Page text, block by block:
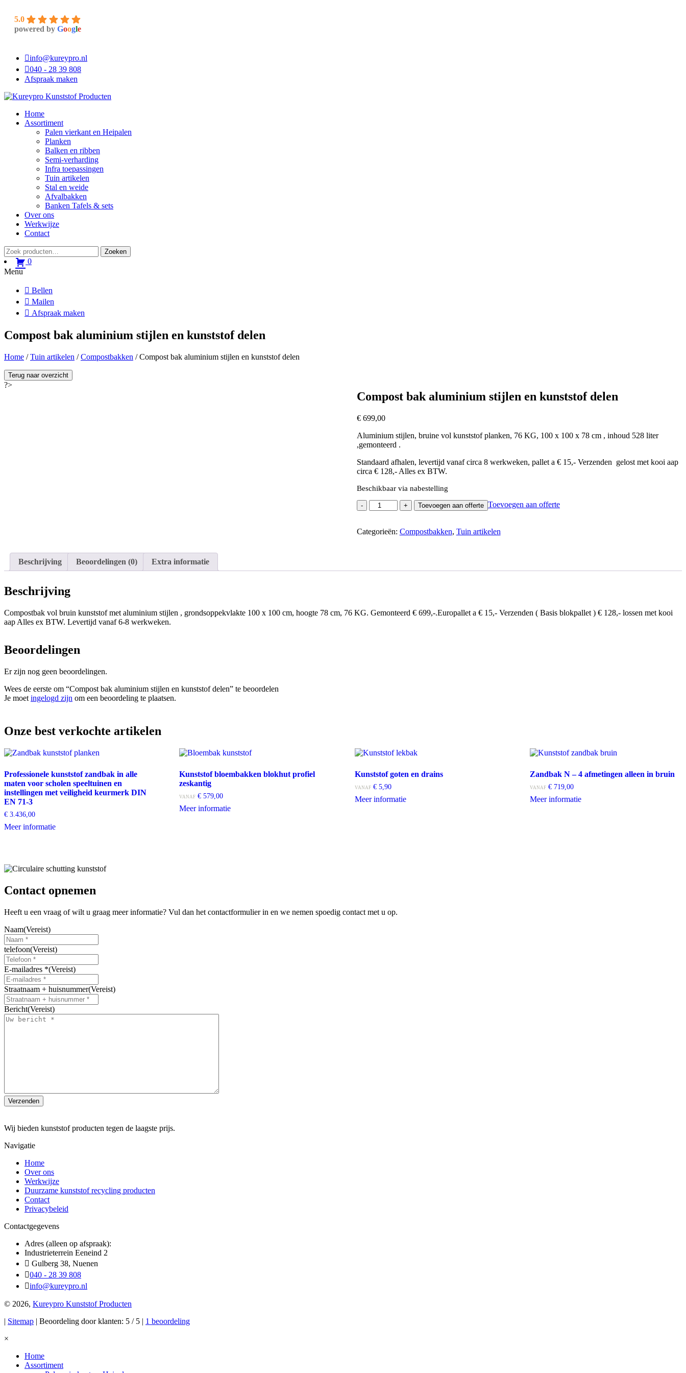
5.0
powered by Google
info@kureypro.nl
040 - 28 39 808
Afspraak maken
Home
Assortiment
Palen vierkant en Heipalen
Planken
Balken en ribben
Semi-verharding
Infra toepassingen
Tuin artikelen
Stal en weide
Afvalbakken
Banken Tafels & sets
Over ons
Werkwijze
Contact
Zoeken
naar:
Zoeken
0
Menu
Bellen
Mailen
Afspraak maken
Compost bak aluminium stijlen en kunststof delen
Home /Tuin artikelen /Compostbakken / Compost bak aluminium stijlen en kunststof delen
Terug naar overzicht
?>
Compost bak aluminium stijlen en kunststof delen
€699,00
Aluminium stijlen, bruine vol kunststof planken, 76 KG, 100 x 100 x 78 cm , inhoud 528 liter
,gemonteerd .
Standaard afhalen, levertijd vanaf circa 8 werkweken, pallet a € 15,- Verzenden gelost met kooi aap
circa € 128,- Alles ex BTW.
Beschikbaar via nabestelling
Compost
bak
stijlen
aantal
Toevoegen aan offerte Toevoegen aan offerte
Categorieën: Compostbakken, Tuin artikelen
Beschrijving Beoordelingen (0) Extra informatie
Beschrijving
Compostbak vol bruin kunststof met aluminium stijlen , grondsoppekvlakte 100 x 100 cm, hoogte 78 cm, 76 KG. Gemonteerd € 699,-.Europallet a € 15,- Verzenden ( Basis blokpallet ) € 128,- lossen met kooi
aap Alles ex BTW. Levertijd vanaf 6-8 werkweken.
Beoordelingen
Er zijn nog geen beoordelingen.
Wees de eerste om “Compost bak aluminium stijlen en kunststof delen” te beoordelen
Je moet ingelogd zijn om een beoordeling te plaatsen.
Onze best verkochte artikelen
Professionele kunststof zandbak in alle
maten voor scholen speeltuinen en
instellingen met veiligheid keurmerk DIN
EN 71-3
€ 3.436,00
Meer informatieDit
Deze
kan
gekozen
worden
op
productpagina
Kunststof bloembakken blokhut profiel
zeskantig
VANAF € 579,00
Meer informatieDit
de
Kunststof goten en drains
VANAF €5,90
Meer informatieDit
Zandbak N – 4 afmetingen alleen in bruin
VANAF €719,00
Meer informatieDit
Contact opnemen
Heeft u een vraag of wilt u graag meer informatie? Vul dan het contactformulier in en we nemen spoedig contact met u op.
Naam(Vereist)
telefoon(Vereist)
E-mailadres *(Vereist)
Straatnaam + huisnummer(Vereist)
Bericht(Vereist)
Wij bieden kunststof producten tegen de laagste prijs.
Navigatie
Home
Over ons
Werkwijze
Duurzame kunststof recycling producten
Contact
Privacybeleid
Contactgegevens
Adres (alleen op afspraak):
Industrieterrein Eeneind 2
Gulberg 38, Nuenen
040 - 28 39 808
info@kureypro.nl
© 2026, Kureypro Kunststof Producten
| Sitemap | Beoordeling door klanten: 5 / 5 | 1 beoordeling
×
Home
Assortiment